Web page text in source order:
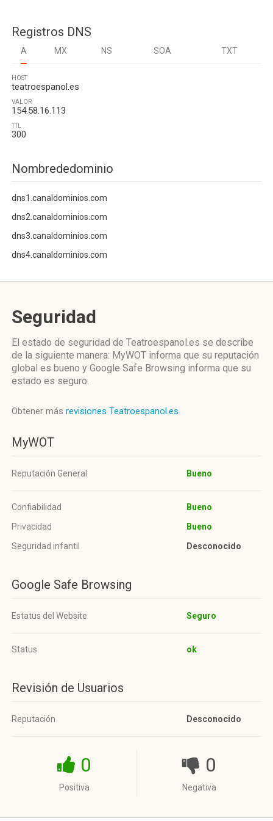
Registros DNS
A MX NS SOA TXT
HOST
teatroespanol.es
VALOR
154.58.16.113
TTL
300
Nombrededominio
dns1.canaldominios.com
dns2.canaldominios.com
dns3.canaldominios.com
dns4.canaldominios.com
Seguridad
El estado de seguridad de Teatroespanol.es se describe
de la siguiente manera: MyWOT informa que su reputación
global es bueno y Google Safe Browsing informa que su
estado es seguro.
Obtener más revisiones Teatroespanol.es
MyWOT
Reputación General Bueno
Confiabilidad
Bueno
Privacidad
Bueno
Seguridad infantil
Desconocido
Google Safe Browsing
Estatus del Website Seguro
Status ok
Revisión de Usuarios
Reputación Desconocido
0
Positiva
0
Negativa